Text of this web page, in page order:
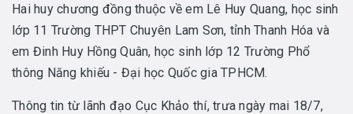
Hai huy chương đồng thuộc về em Lê Huy Quang, học sinh
lớp 11 Trường THPT Chuyên Lam Sơn, tỉnh Thanh Hóa và
em Đinh Huy Hồng Quân, học sinh lớp 12 Trường Phổ
thông Năng khiếu - Đại học Quốc gia TPHCM.
Thông tin từ lãnh đạo Cục Khảo thí, trưa ngày mai 18/7,